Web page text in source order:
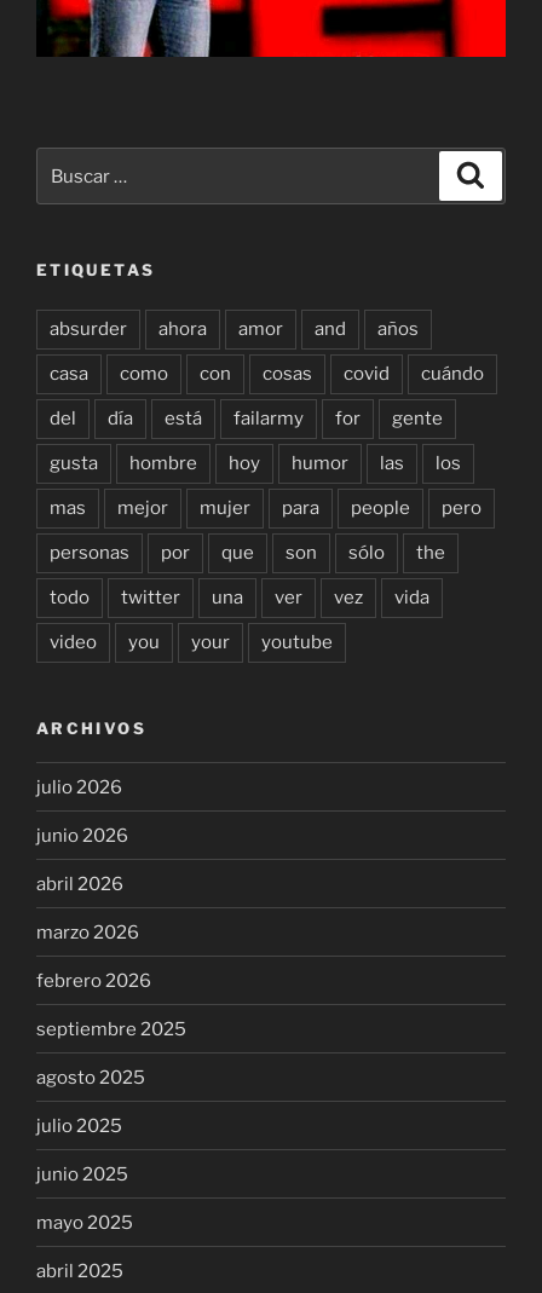
por:
ETIQUETAS
absurder ahora amor and años
casa como con cosas covid cuándo
del día está failarmy for gente
gusta hombre hoy humor las los
mas mejor mujer para people pero
personas por que son sólo the
todo twitter una ver vez vida
video you your youtube
ARCHIVOS
julio 2026
junio 2026
abril 2026
marzo 2026
febrero 2026
septiembre 2025
agosto 2025
julio 2025
junio 2025
mayo 2025
abril 2025